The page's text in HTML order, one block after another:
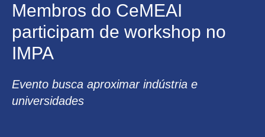
Membros do CeMEAI
participam de workshop no
IMPA
Evento busca aproximar indústria e
universidades